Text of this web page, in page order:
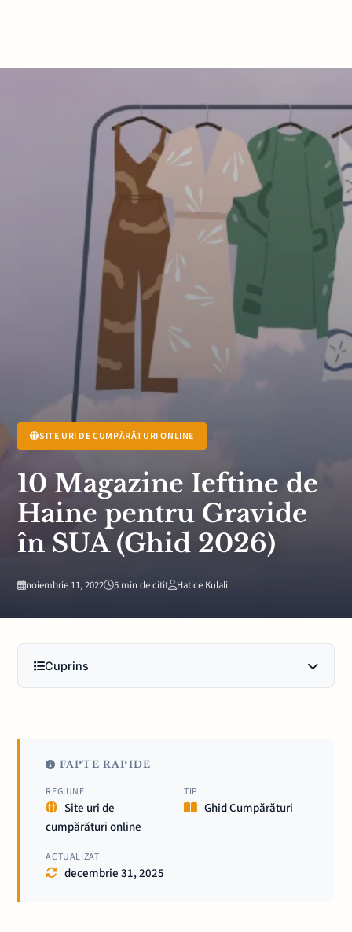
SITE URI DE CUMPĂRĂTURI ONLINE
10 Magazine Ieftine de
Haine pentru Gravide
în SUA (Ghid 2026)
noiembrie 11, 2022 5 min de citit Hatice Kulali
Cuprins
FAPTE RAPIDE
REGIUNE
Site uri de
cumpărături online
TIP
Ghid Cumpărături
ACTUALIZAT
decembrie 31, 2025